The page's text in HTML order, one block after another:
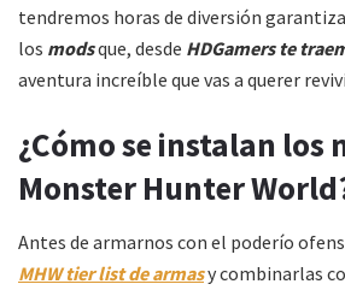
tendremos horas de diversión
los modsque, desde HDGamers te
aventura increíble que vas a querer
¿Cómo se instalan los
Monster Hunter
Antes de armarnos con el poderío
MHW tier list de armasy combinarlas